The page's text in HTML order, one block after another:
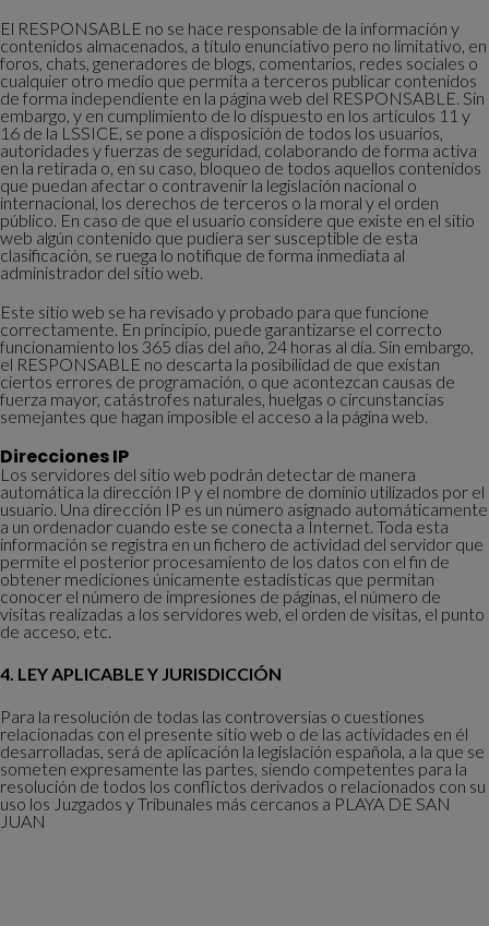
El RESPONSABLE no se hace responsable de la información y
contenidos almacenados, a título enunciativo pero no limitativo, en
foros, chats, generadores de blogs, comentarios, redes sociales o
cualquier otro medio que permita a terceros publicar contenidos
de forma independiente en la página web del RESPONSABLE. Sin
embargo, y en cumplimiento de lo dispuesto en los artículos 11 y
16 de la LSSICE, se pone a disposición de todos los usuarios,
autoridades y fuerzas de seguridad, colaborando de forma activa
en la retirada o, en su caso, bloqueo de todos aquellos contenidos
que puedan afectar o contravenir la legislación nacional o
internacional, los derechos de terceros o la moral y el orden
público. En caso de que el usuario considere que existe en el sitio
web algún contenido que pudiera ser susceptible de esta
clasificación, se ruega lo notifique de forma inmediata al
administrador del sitio web.
Este sitio web se ha revisado y probado para que funcione
correctamente. En principio, puede garantizarse el correcto
funcionamiento los 365 días del año, 24 horas al día. Sin embargo,
el RESPONSABLE no descarta la posibilidad de que existan
ciertos errores de programación, o que acontezcan causas de
fuerza mayor, catástrofes naturales, huelgas o circunstancias
semejantes que hagan imposible el acceso a la página web.
Direcciones IP
Los servidores del sitio web podrán detectar de manera
automática la dirección IP y el nombre de dominio utilizados por el
usuario. Una dirección IP es un número asignado automáticamente
a un ordenador cuando este se conecta a Internet. Toda esta
información se registra en un fichero de actividad del servidor que
permite el posterior procesamiento de los datos con el fin de
obtener mediciones únicamente estadísticas que permitan
conocer el número de impresiones de páginas, el número de
visitas realizadas a los servidores web, el orden de visitas, el punto
de acceso, etc.
4. LEY APLICABLE Y JURISDICCIÓN
Para la resolución de todas las controversias o cuestiones
relacionadas con el presente sitio web o de las actividades en él
desarrolladas, será de aplicación la legislación española, a la que se
someten expresamente las partes, siendo competentes para la
resolución de todos los conflictos derivados o relacionados con su
uso los Juzgados y Tribunales más cercanos a PLAYA DE SAN
JUAN